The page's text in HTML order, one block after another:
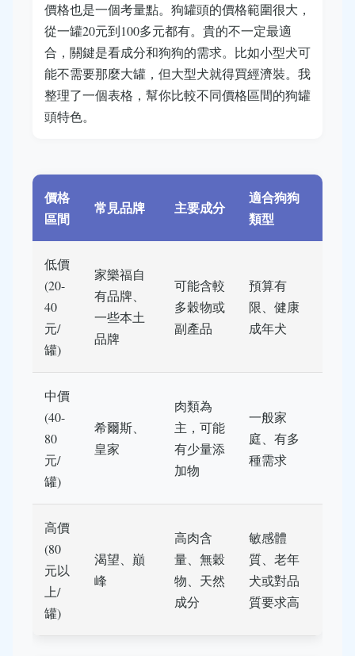
價格也是一個考量點。狗罐頭的價格範圍很大，
從一罐20元到100多元都有。貴的不一定最適
合，關鍵是看成分和狗狗的需求。比如小型犬可
能不需要那麼大罐，但大型犬就得買經濟裝。我
整理了一個表格，幫你比較不同價格區間的狗罐
頭特色。
價格
區間
常見品牌 主要成分
適合狗狗
類型
低價
(20-
40
元/
罐)
家樂福自
有品牌、
一些本土
品牌
可能含較
多穀物或
副產品
預算有
限、健康
成年犬
中價
(40-
80
元/
罐)
希爾斯、
皇家
肉類為
主，可能
有少量添
加物
一般家
庭、有多
種需求
高價
(80
元以
上/
罐)
渴望、巔
峰
高肉含
量、無穀
物、天然
成分
敏感體
質、老年
犬或對品
質要求高